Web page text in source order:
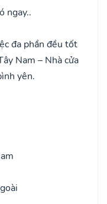
ngay..
đa phần đều tốt
Nam – Nhà cửa
yên.